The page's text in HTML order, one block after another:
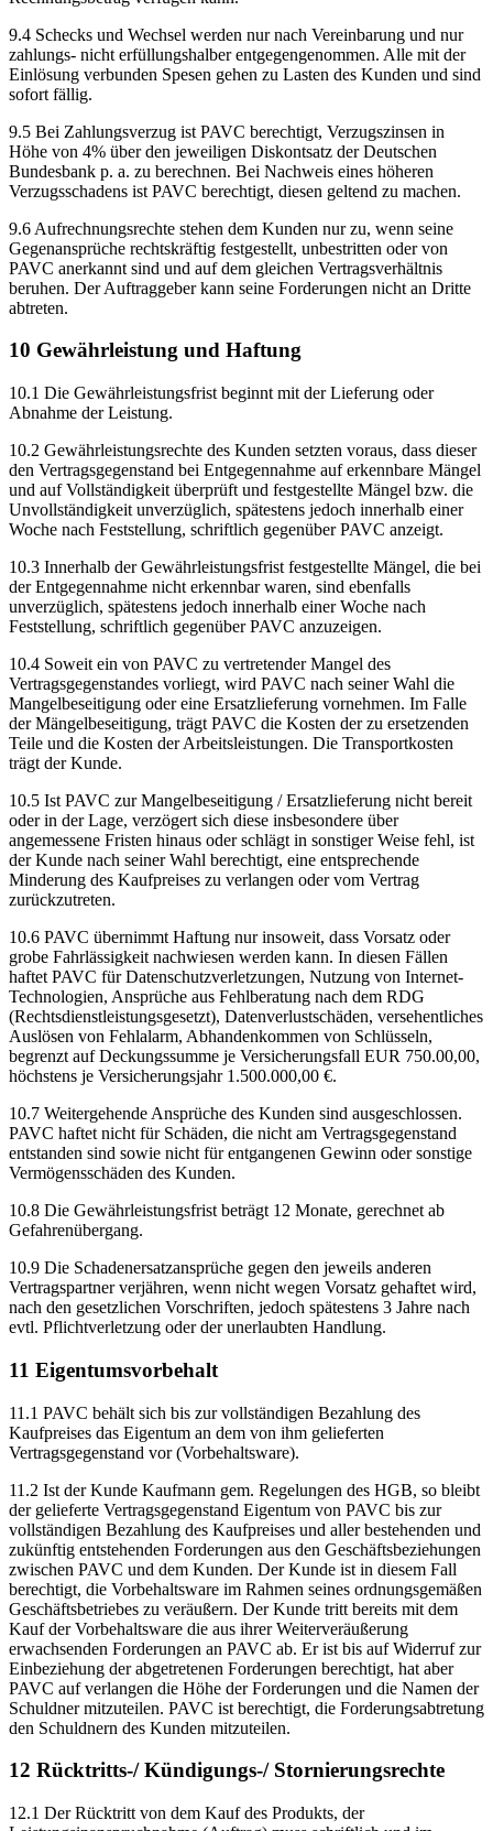
9.4 Schecks und Wechsel werden nur nach Vereinbarung und nur
zahlungs- nicht erfüllungshalber entgegengenommen. Alle mit der
Einlösung verbunden Spesen gehen zu Lasten des Kunden und sind
sofort fällig.
9.5 Bei Zahlungsverzug ist PAVC berechtigt, Verzugszinsen in
Höhe von 4% über den jeweiligen Diskontsatz der Deutschen
Bundesbank p. a. zu berechnen. Bei Nachweis eines höheren
Verzugsschadens ist PAVC berechtigt, diesen geltend zu machen.
9.6 Aufrechnungsrechte stehen dem Kunden nur zu, wenn seine
Gegenansprüche rechtskräftig festgestellt, unbestritten oder von
PAVC anerkannt sind und auf dem gleichen Vertragsverhältnis
beruhen. Der Auftraggeber kann seine Forderungen nicht an Dritte
abtreten.
10 Gewährleistung und Haftung
10.1 Die Gewährleistungsfrist beginnt mit der Lieferung oder
Abnahme der Leistung.
10.2 Gewährleistungsrechte des Kunden setzten voraus, dass dieser
den Vertragsgegenstand bei Entgegennahme auf erkennbare Mängel
und auf Vollständigkeit überprüft und festgestellte Mängel bzw. die
Unvollständigkeit unverzüglich, spätestens jedoch innerhalb einer
Woche nach Feststellung, schriftlich gegenüber PAVC anzeigt.
10.3 Innerhalb der Gewährleistungsfrist festgestellte Mängel, die bei
der Entgegennahme nicht erkennbar waren, sind ebenfalls
unverzüglich, spätestens jedoch innerhalb einer Woche nach
Feststellung, schriftlich gegenüber PAVC anzuzeigen.
10.4 Soweit ein von PAVC zu vertretender Mangel des
Vertragsgegenstandes vorliegt, wird PAVC nach seiner Wahl die
Mangelbeseitigung oder eine Ersatzlieferung vornehmen. Im Falle
der Mängelbeseitigung, trägt PAVC die Kosten der zu ersetzenden
Teile und die Kosten der Arbeitsleistungen. Die Transportkosten
trägt der Kunde.
10.5 Ist PAVC zur Mangelbeseitigung / Ersatzlieferung nicht bereit
oder in der Lage, verzögert sich diese insbesondere über
angemessene Fristen hinaus oder schlägt in sonstiger Weise fehl, ist
der Kunde nach seiner Wahl berechtigt, eine entsprechende
Minderung des Kaufpreises zu verlangen oder vom Vertrag
zurückzutreten.
10.6 PAVC übernimmt Haftung nur insoweit, dass Vorsatz oder
grobe Fahrlässigkeit nachwiesen werden kann. In diesen Fällen
haftet PAVC für Datenschutzverletzungen, Nutzung von Internet-
Technologien, Ansprüche aus Fehlberatung nach dem RDG
(Rechtsdienstleistungsgesetzt), Datenverlustschäden, versehentliches
Auslösen von Fehlalarm, Abhandenkommen von Schlüsseln,
begrenzt auf Deckungssumme je Versicherungsfall EUR 750.00,00,
höchstens je Versicherungsjahr 1.500.000,00 €.
10.7 Weitergehende Ansprüche des Kunden sind ausgeschlossen.
PAVC haftet nicht für Schäden, die nicht am Vertragsgegenstand
entstanden sind sowie nicht für entgangenen Gewinn oder sonstige
Vermögensschäden des Kunden.
10.8 Die Gewährleistungsfrist beträgt 12 Monate, gerechnet ab
Gefahrenübergang.
10.9 Die Schadenersatzansprüche gegen den jeweils anderen
Vertragspartner verjähren, wenn nicht wegen Vorsatz gehaftet wird,
nach den gesetzlichen Vorschriften, jedoch spätestens 3 Jahre nach
evtl. Pflichtverletzung oder der unerlaubten Handlung.
11 Eigentumsvorbehalt
11.1 PAVC behält sich bis zur vollständigen Bezahlung des
Kaufpreises das Eigentum an dem von ihm gelieferten
Vertragsgegenstand vor (Vorbehaltsware).
11.2 Ist der Kunde Kaufmann gem. Regelungen des HGB, so bleibt
der gelieferte Vertragsgegenstand Eigentum von PAVC bis zur
vollständigen Bezahlung des Kaufpreises und aller bestehenden und
zukünftig entstehenden Forderungen aus den Geschäftsbeziehungen
zwischen PAVC und dem Kunden. Der Kunde ist in diesem Fall
berechtigt, die Vorbehaltsware im Rahmen seines ordnungsgemäßen
Geschäftsbetriebes zu veräußern. Der Kunde tritt bereits mit dem
Kauf der Vorbehaltsware die aus ihrer Weiterveräußerung
erwachsenden Forderungen an PAVC ab. Er ist bis auf Widerruf zur
Einbeziehung der abgetretenen Forderungen berechtigt, hat aber
PAVC auf verlangen die Höhe der Forderungen und die Namen der
Schuldner mitzuteilen. PAVC ist berechtigt, die Forderungsabtretung
den Schuldnern des Kunden mitzuteilen.
12 Rücktritts-/ Kündigungs-/ Stornierungsrechte
12.1 Der Rücktritt von dem Kauf des Produkts, der